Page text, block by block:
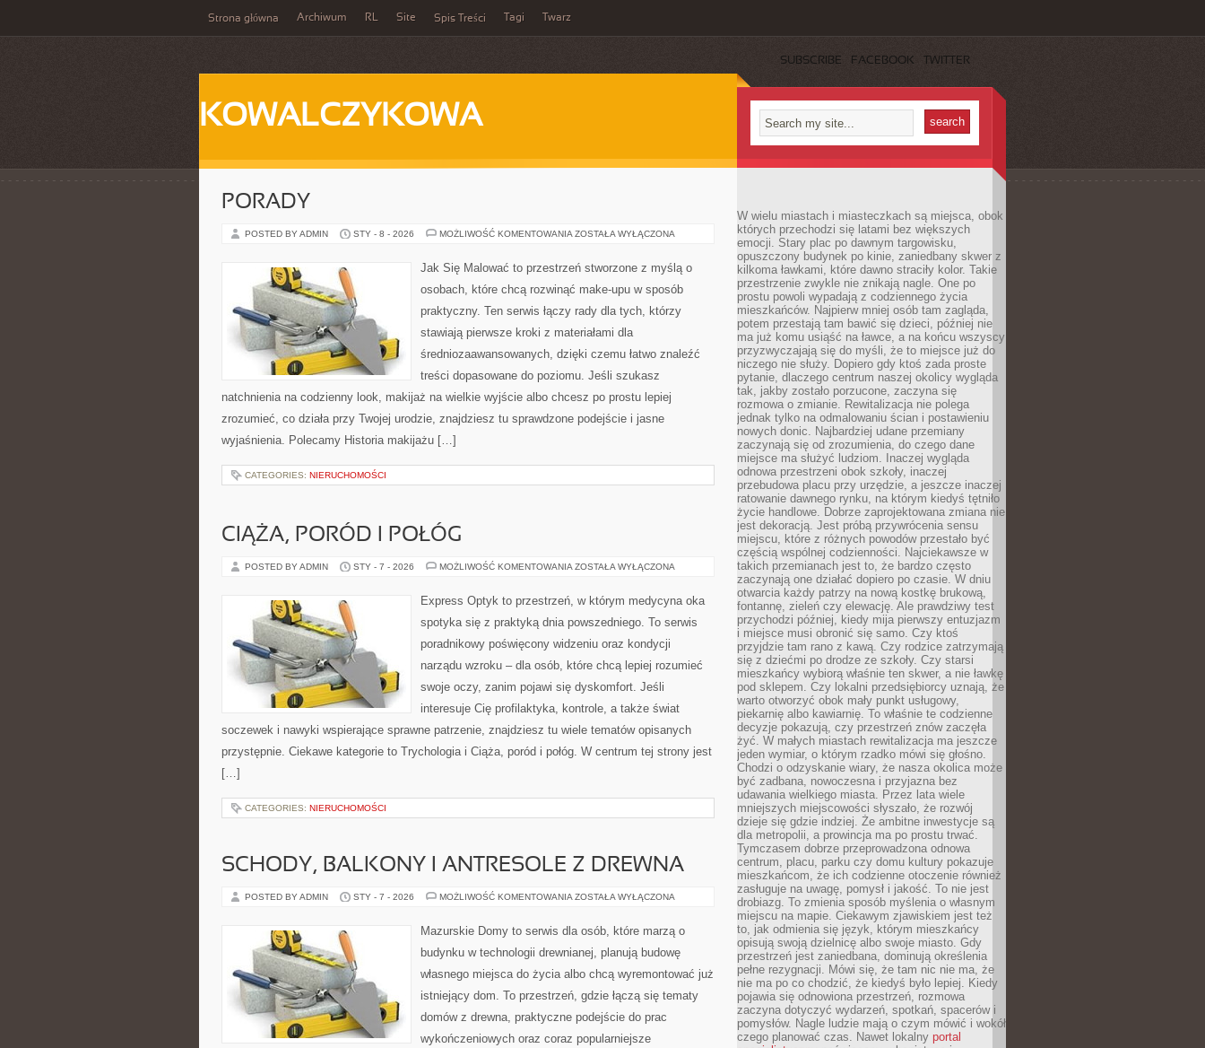
Strona główna Archiwum RL Site Spis Treści Tagi Twarz
SUBSCRIBE FACEBOOK TWITTER
KOWALCZYKOWA
PORADY
POSTED BY ADMIN STY - 8 - 2026 MOŻLIWOŚĆ KOMENTOWANIA PORADY
ZOSTAŁA WYŁĄCZONA
Jak Się Malować to przestrzeń stworzone z myślą o
osobach, które chcą rozwinąć make-upu w sposób
praktyczny. Ten serwis łączy rady dla tych, którzy
stawiają pierwsze kroki z materiałami dla
średniozaawansowanych, dzięki czemu łatwo znaleźć
treści dopasowane do poziomu. Jeśli szukasz
natchnienia na codzienny look, makijaż na wielkie wyjście albo chcesz po prostu lepiej
zrozumieć, co działa przy Twojej urodzie, znajdziesz tu sprawdzone podejście i jasne
wyjaśnienia. Polecamy Historia makijażu […]
CATEGORIES: NIERUCHOMOŚCI
CIĄŻA, PORÓD I POŁÓG
POSTED BY ADMIN STY - 7 - 2026 MOŻLIWOŚĆ KOMENTOWANIA CIĄŻA,
POŁÓG
ZOSTAŁA WYŁĄCZONA
Express Optyk to przestrzeń, w którym medycyna oka
spotyka się z praktyką dnia powszedniego. To serwis
poradnikowy poświęcony widzeniu oraz kondycji
narządu wzroku – dla osób, które chcą lepiej rozumieć
swoje oczy, zanim pojawi się dyskomfort. Jeśli
interesuje Cię profilaktyka, kontrole, a także świat
soczewek i nawyki wspierające sprawne patrzenie, znajdziesz tu wiele tematów opisanych
przystępnie. Ciekawe kategorie to Trychologia i Ciąża, poród i połóg. W centrum tej strony jest
[…]
CATEGORIES: NIERUCHOMOŚCI
SCHODY, BALKONY I ANTRESOLE Z DREWNA
POSTED BY ADMIN STY - 7 - 2026 MOŻLIWOŚĆ KOMENTOWANIA SCHODY,
ANTRESOLE
Z
ZOSTAŁA WYŁĄCZONA
Mazurskie Domy to serwis dla osób, które marzą o
budynku w technologii drewnianej, planują budowę
własnego miejsca do życia albo chcą wyremontować już
istniejący dom. To przestrzeń, gdzie łączą się tematy
domów z drewna, praktyczne podejście do prac
wykończeniowych oraz coraz popularniejsze
W wielu miastach i miasteczkach są miejsca, obok
których przechodzi się latami bez większych
emocji. Stary plac po dawnym targowisku,
opuszczony budynek po kinie, zaniedbany skwer z
kilkoma ławkami, które dawno straciły kolor. Takie
przestrzenie zwykle nie znikają nagle. One po
prostu powoli wypadają z codziennego życia
mieszkańców. Najpierw mniej osób tam zagląda,
potem przestają tam bawić się dzieci, później nie
ma już komu usiąść na ławce, a na końcu wszyscy
przyzwyczajają się do myśli, że to miejsce już do
niczego nie służy. Dopiero gdy ktoś zada proste
pytanie, dlaczego centrum naszej okolicy wygląda
tak, jakby zostało porzucone, zaczyna się
rozmowa o zmianie. Rewitalizacja nie polega
jednak tylko na odmalowaniu ścian i postawieniu
nowych donic. Najbardziej udane przemiany
zaczynają się od zrozumienia, do czego dane
miejsce ma służyć ludziom. Inaczej wygląda
odnowa przestrzeni obok szkoły, inaczej
przebudowa placu przy urzędzie, a jeszcze inaczej
ratowanie dawnego rynku, na którym kiedyś tętniło
życie handlowe. Dobrze zaprojektowana zmiana nie
jest dekoracją. Jest próbą przywrócenia sensu
miejscu, które z różnych powodów przestało być
częścią wspólnej codzienności. Najciekawsze w
takich przemianach jest to, że bardzo często
zaczynają one działać dopiero po czasie. W dniu
otwarcia każdy patrzy na nową kostkę brukową,
fontannę, zieleń czy elewację. Ale prawdziwy test
przychodzi później, kiedy mija pierwszy entuzjazm
i miejsce musi obronić się samo. Czy ktoś
przyjdzie tam rano z kawą. Czy rodzice zatrzymają
się z dziećmi po drodze ze szkoły. Czy starsi
mieszkańcy wybiorą właśnie ten skwer, a nie ławkę
pod sklepem. Czy lokalni przedsiębiorcy uznają, że
warto otworzyć obok mały punkt usługowy,
piekarnię albo kawiarnię. To właśnie te codzienne
decyzje pokazują, czy przestrzeń znów zaczęła
żyć. W małych miastach rewitalizacja ma jeszcze
jeden wymiar, o którym rzadko mówi się głośno.
Chodzi o odzyskanie wiary, że nasza okolica może
być zadbana, nowoczesna i przyjazna bez
udawania wielkiego miasta. Przez lata wiele
mniejszych miejscowości słyszało, że rozwój
dzieje się gdzie indziej. Że ambitne inwestycje są
dla metropolii, a prowincja ma po prostu trwać.
Tymczasem dobrze przeprowadzona odnowa
centrum, placu, parku czy domu kultury pokazuje
mieszkańcom, że ich codzienne otoczenie również
zasługuje na uwagę, pomysł i jakość. To nie jest
drobiazg. To zmienia sposób myślenia o własnym
miejscu na mapie. Ciekawym zjawiskiem jest też
to, jak odmienia się język, którym mieszkańcy
opisują swoją dzielnicę albo swoje miasto. Gdy
przestrzeń jest zaniedbana, dominują określenia
pełne rezygnacji. Mówi się, że tam nic nie ma, że
nie ma po co chodzić, że kiedyś było lepiej. Kiedy
pojawia się odnowiona przestrzeń, rozmowa
zaczyna dotyczyć wydarzeń, spotkań, spacerów i
pomysłów. Nagle ludzie mają o czym mówić i wokół
czego planować czas. Nawet lokalny portal